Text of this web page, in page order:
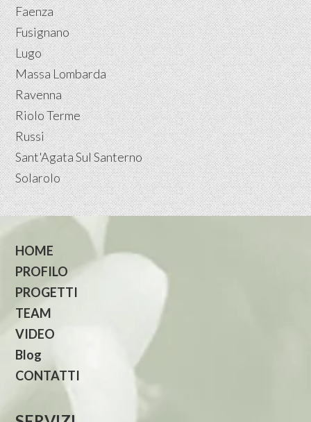
Faenza
Fusignano
Lugo
Massa Lombarda
Ravenna
Riolo Terme
Russi
Sant'Agata Sul Santerno
Solarolo
HOME
PROFILO
PROGETTI
TEAM
VIDEO
Blog
CONTATTI